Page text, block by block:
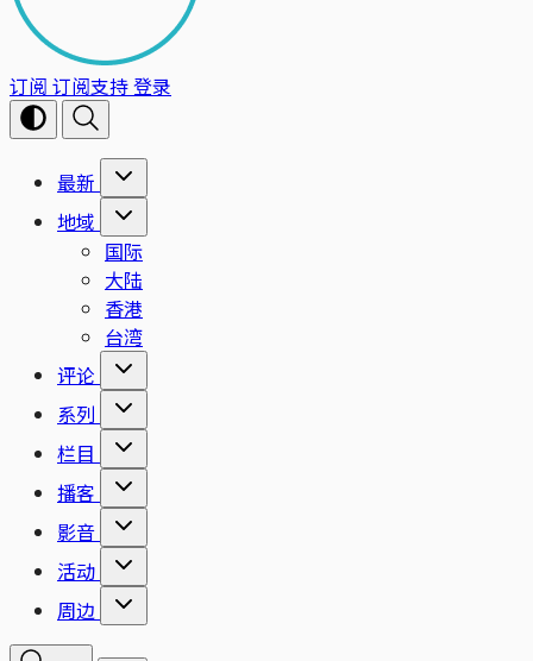
订阅 订阅支持登录
最新
地域
国际
大陆
香港
台湾
评论
系列
栏目
播客
影音
活动
周边